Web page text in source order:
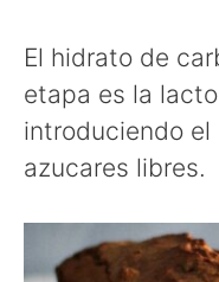
El hidrato de
etapa es la
introduciendo
azucares libres.